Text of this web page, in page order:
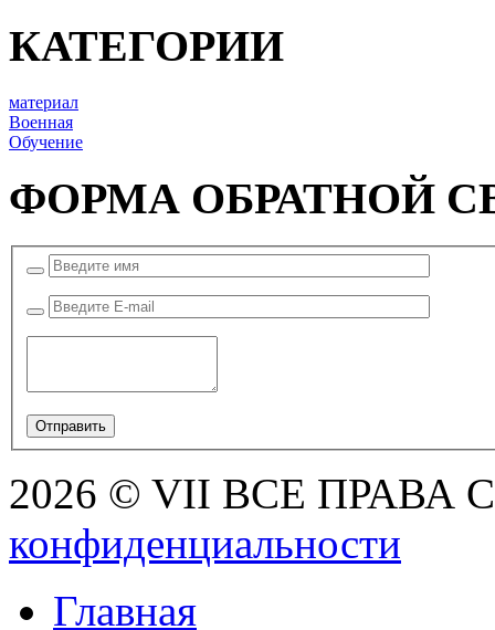
КАТЕГОРИИ
материал
Военная
Обучение
ФОРМА ОБРАТНОЙ
2026 © VII ВСЕ ПРАВА
конфиденциальности
Главная